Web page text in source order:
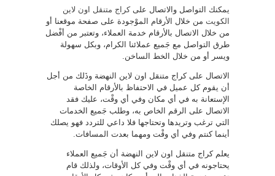
يمكنك التواصل والاتصال علىكراج متنقل اون لاين
الكويت من خلال الأرقام الموْجودة على صفحة موقعنا أو
من خلال الاتصال بالأرقام خدمة العملاء، وتعتبر من أفْضل
طرق التواصل مع جَميع عملائنا الكرام، وبكل سهولة
ويسر أو من خلال الخط الساخن.
الاتصال على كراج متنقل اون لاين النهضة وذَلك من أجل
أن يقوم كل عميل في الاحتفاظ بالأرقام الخاصة
الإستعانة به في أي مكان وفي أي وقْت، عليك فقد
الاتصال على الرقم الخاص به، وطلب جَميع الخدمات
التي ترغب وتريدها وتحتاجها فلا داعي للتردد فهو يصلك
أينما كنتم وفي أي وقْت ومهما بعدت المسافات.
يعلم كراج متنقل اون لاين النهضة أن جَميع العملاء
يحتاجونه في أي وقْت وفي كل الأوقات، ولذلك قام